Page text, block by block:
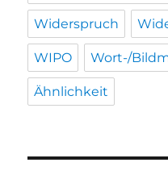
Widerspruch
WIPO Wort-/
Ähnlichkeit